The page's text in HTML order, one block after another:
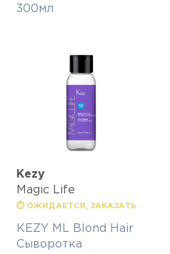
300мл
Kezy
Magic Life
⏱ ОЖИДАЕТСЯ, ЗАКАЗАТЬ
KEZY ML Blond Hair
Сыворотка